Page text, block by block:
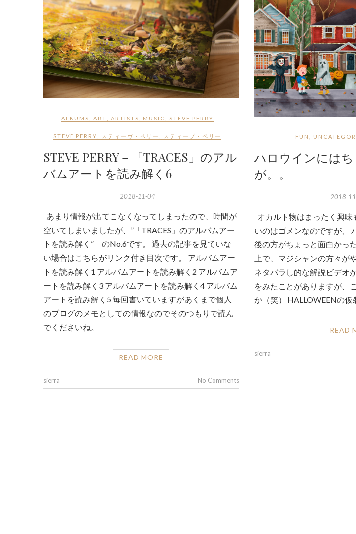
ALBUMS ,ART ,ARTISTS MUSIC STEVE PERRY
STEVE PERRY スティーヴ・ペリー スティーブ・ペリー
STEVE PERRY – 「TRACES」のアル
バムアートを読み解く6
2018-11-04
あまり情報が出てこなくなってしまったので、時間が
空いてしまいましたが、”「TRACES」のアルバムアー
トを読み解く” のNo.6です。 過去の記事を見ていな
い場合はこちらがリンク付き目次です。 アルバムアー
トを読み解く1 アルバムアートを読み解く2 アルバムア
ートを読み解く3 アルバムアートを読み解く4 アルバム
アートを読み解く5 毎回書いていますがあくまで個人
のブログのメモとしての情報なのでそのつもりで読ん
でくださいね。
READ MORE
sierra No Comments
FUN
ハロウインには
が。。
2018-
オカルト物はまったく興味
いのはゴメンなのですが、
後の方がちょっと面白かっ
上で、マジシャンの方々が
ネタバラし的な解説ビデオ
をみたことがありますが、
か（笑） HALLOWEENの仮
READ
sierra